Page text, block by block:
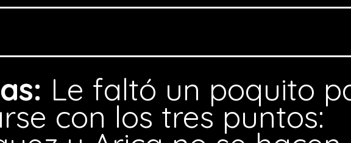
Le faltó un poquito
con los tres puntos: